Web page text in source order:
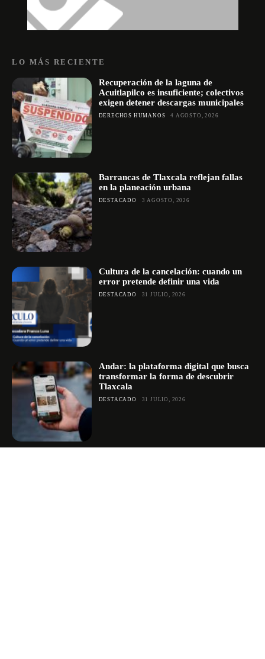
LO MÁS RECIENTE
Recuperación de la laguna de
Acuitlapilco es insuficiente; colectivos
exigen detener descargas municipales
DERECHOS HUMANOS 4 AGOSTO, 2026
Barrancas de Tlaxcala reflejan fallas
en la planeación urbana
DESTACADO 3 AGOSTO, 2026
Cultura de la cancelación: cuando un
error pretende definir una vida
DESTACADO 31 JULIO, 2026
Andar: la plataforma digital que busca
transformar la forma de descubrir
Tlaxcala
DESTACADO 31 JULIO, 2026